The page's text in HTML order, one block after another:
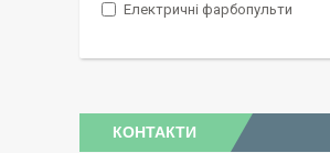
Електричні фарбопульти
КОНТАКТИ